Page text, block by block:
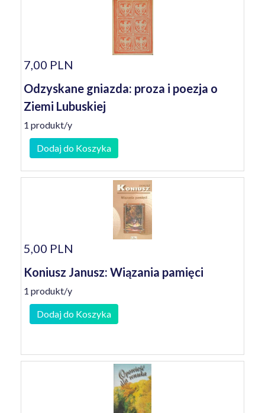
7,00 PLN
Odzyskane gniazda: proza i poezja o
Ziemi Lubuskiej
1 produkt/y
Dodaj do Koszyka
5,00 PLN
Koniusz Janusz: Wiązania pamięci
1 produkt/y
Dodaj do Koszyka